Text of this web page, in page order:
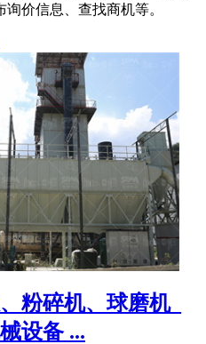
价信息、查找商机等。
粉碎机、球磨机_
设备 ...